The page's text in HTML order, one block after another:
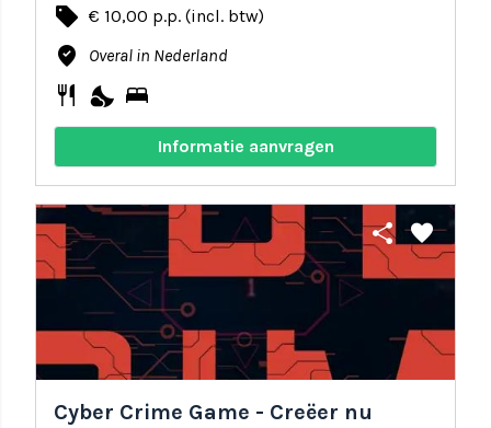
local_offer € 10,00 p.p. (incl. btw)
where_to_vote Overal in Nederland
restaurant nights_stay bed
Informatie aanvragen
share favorite
Cyber Crime Game - Creëer nu